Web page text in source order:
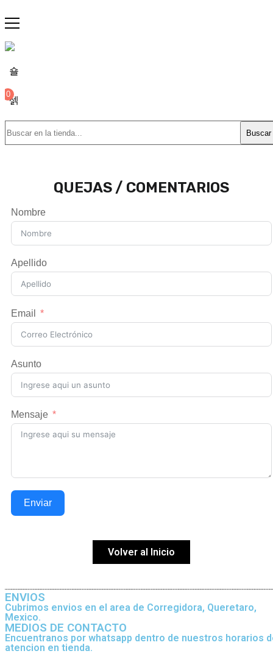
0
Buscar
QUEJAS / COMENTARIOS
Nombre
Apellido
Email
Asunto
Mensaje
Enviar
Volver al Inicio
ENVIOS
Cubrimos envios en el area de Corregidora, Queretaro,
Mexico.
MEDIOS DE CONTACTO
Encuentranos por whatsapp dentro de nuestros horarios
atencion en tienda.